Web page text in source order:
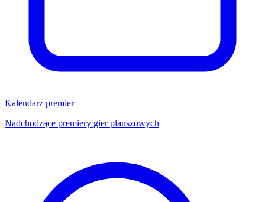
Kalendarz premier
Nadchodzące premiery gier planszowych